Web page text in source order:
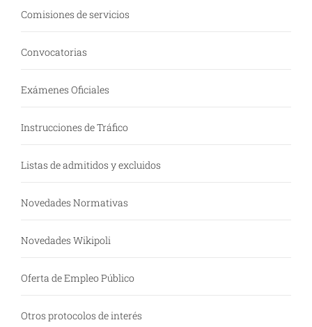
Comisiones de servicios
Convocatorias
Exámenes Oficiales
Instrucciones de Tráfico
Listas de admitidos y excluidos
Novedades Normativas
Novedades Wikipoli
Oferta de Empleo Público
Otros protocolos de interés